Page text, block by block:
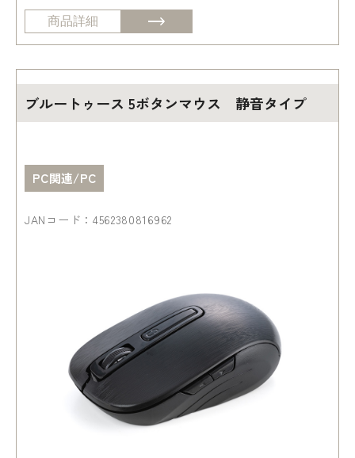
商品詳細
ブルートゥース 5ボタンマウス 静音タイプ
PC関連/PC
JANコード：4562380816962